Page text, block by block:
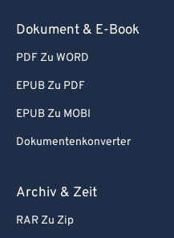
Dokument & E-Book
PDF Zu WORD
EPUB Zu PDF
EPUB Zu MOBI
Dokumentenkonverter
Archiv & Zeit
RAR Zu Zip